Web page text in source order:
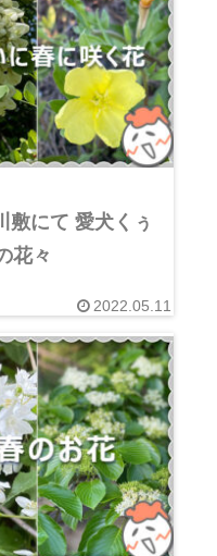
敷にて 愛犬くぅ
花々
2022.05.11